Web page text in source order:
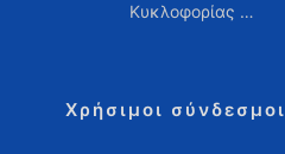
Κυκλοφορίας …
Χρήσιμοι σύνδεσμοι